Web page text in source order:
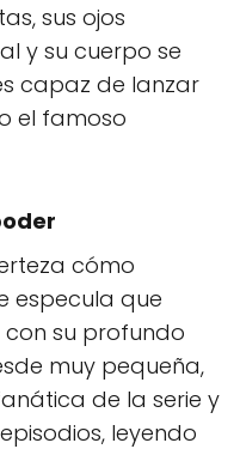
sus ojos
y su cuerpo se
capaz de lanzar
el famoso
cómo
especula que
su profundo
muy pequeña,
de la serie y
leyendo